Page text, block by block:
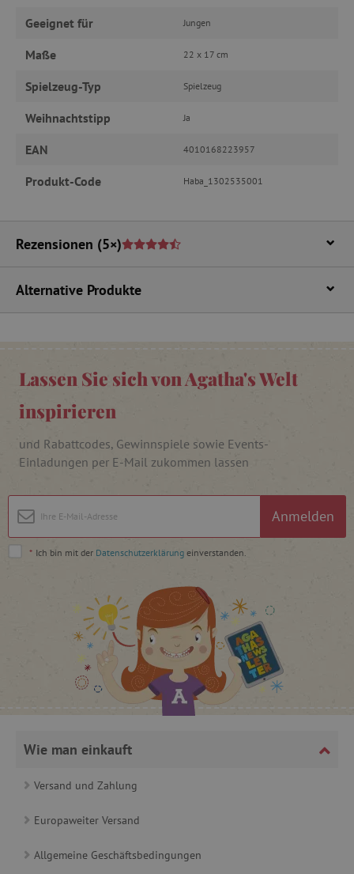
Geeignet für Jungen
Maße 22 x 17 cm
Spielzeug-Typ Spielzeug
Weihnachtstipp Ja
EAN 4010168223957
Produkt-Code Haba_1302535001
Rezensionen (5×)
Alternative Produkte
Lassen Sie sich von Agatha's Welt
inspirieren
und Rabattcodes, Gewinnspiele sowie Events-
Einladungen per E-Mail zukommen lassen
Anmelden
* Ich bin mit der Datenschutzerklärung einverstanden.
Wie man einkauft
Versand und Zahlung
Europaweiter Versand
Allgemeine Geschäftsbedingungen
Funktionalität
Unbedingt erforderliche Cookies ermöglichen
Benutzeranmeldung und die Kontoverwaltung.
Ohne die unbedingt erforderlichen Cookies
verwendet werden.
__cf_bm
Pinterest Inc.
FPAU .agathaswelt.de
_lb
_lb_ccc .agathaswelt.de